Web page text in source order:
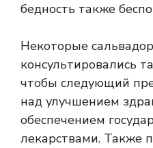
бедность также
Некоторые
консультировались
чтобы следующий
над улучшением
обеспечением
лекарствами. Также